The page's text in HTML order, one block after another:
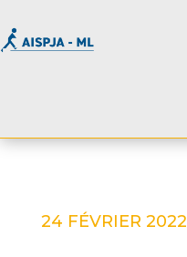
24 FÉVRIER 2022